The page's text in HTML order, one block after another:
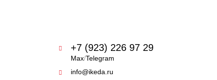
+7 (923) 226 97 29
Max/Telegram
info@ikeda.ru